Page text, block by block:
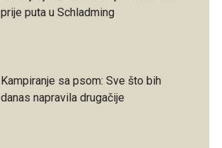
prije puta u Schladming
Kampiranje sa psom: Sve što bih
danas napravila drugačije